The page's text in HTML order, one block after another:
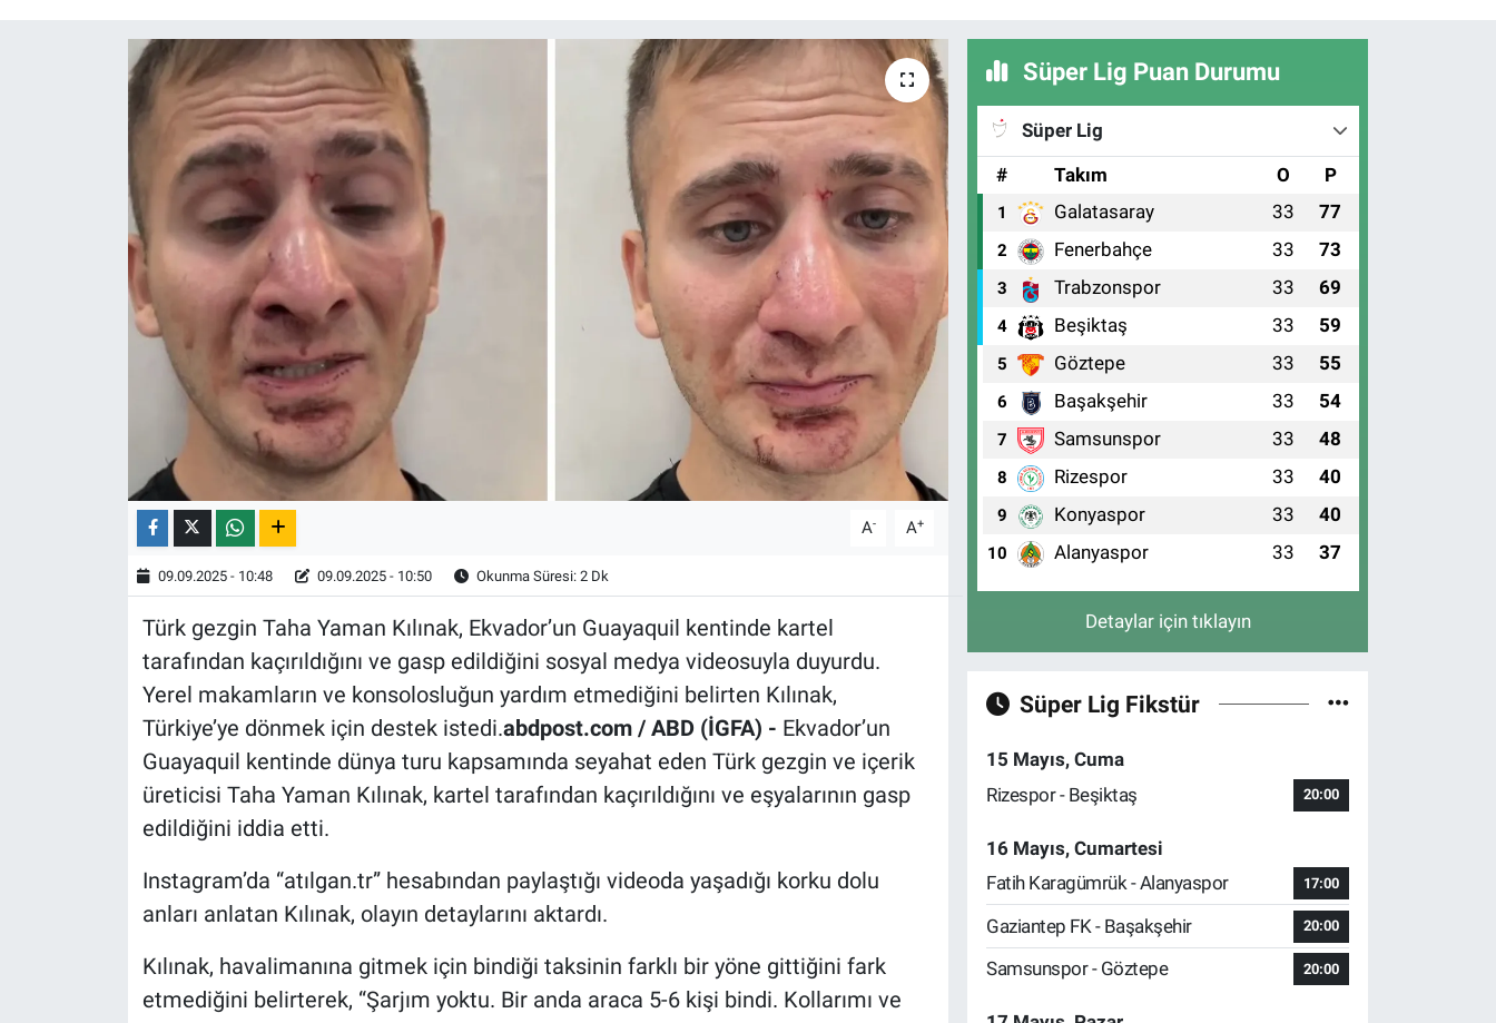
A- A+
09.09.2025 - 10:48 09.09.2025 - 10:50 Okunma Süresi: 2 Dk
Türk gezgin Taha Yaman Kılınak, Ekvador’un Guayaquil kentinde kartel
tarafından kaçırıldığını ve gasp edildiğini sosyal medya videosuyla duyurdu.
Yerel makamların ve konsolosluğun yardım etmediğini belirten Kılınak,
Türkiye’ye dönmek için destek istedi.abdpost.com / ABD (İGFA) - Ekvador’un
Guayaquil kentinde dünya turu kapsamında seyahat eden Türk gezgin ve içerik
üreticisi Taha Yaman Kılınak, kartel tarafından kaçırıldığını ve eşyalarının gasp
edildiğini iddia etti.
Instagram’da “atılgan.tr” hesabından paylaştığı videoda yaşadığı korku dolu
anları anlatan Kılınak, olayın detaylarını aktardı.
Kılınak, havalimanına gitmek için bindiği taksinin farklı bir yöne gittiğini fark
etmediğini belirterek, “Şarjım yoktu. Bir anda araca 5-6 kişi bindi. Kollarımı ve
Süper Lig Puan Durumu
Süper Lig
#
Takım O P
1 Galatasaray 33 77
2 Fenerbahçe 33 73
3 Trabzonspor 33 69
4 Beşiktaş 33 59
5 Göztepe 33 55
6 Başakşehir 33 54
7 Samsunspor 33 48
8 Rizespor 33 40
9 Konyaspor 33 40
10 Alanyaspor 33 37
Detaylar için tıklayın
Süper Lig Fikstür
15 Mayıs, Cuma
Rizespor - Beşiktaş
20:00
16 Mayıs, Cumartesi
Fatih Karagümrük - Alanyaspor
17:00
Gaziantep FK - Başakşehir 20:00
Samsunspor - Göztepe 20:00
Röportaj